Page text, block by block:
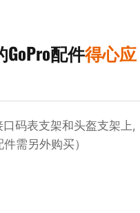
配件得心应
码表支架和头盔支架上,
需另外购买）